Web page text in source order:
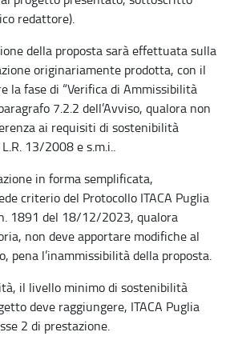
redattore).
della proposta sarà effettuata sulla
originariamente prodotta, con il
la fase di “Verifica di Ammissibilità
7.2.2 dell’Avviso, qualora non
ai requisiti di sostenibilità
13/2008 e s.m.i..
in forma semplificata,
criterio del Protocollo ITACA Puglia
1891 del 18/12/2023, qualora
non deve apportare modifiche al
pena l’inammissibilità della proposta.
il livello minimo di sostenibilità
deve raggiungere, ITACA Puglia
2 di prestazione.